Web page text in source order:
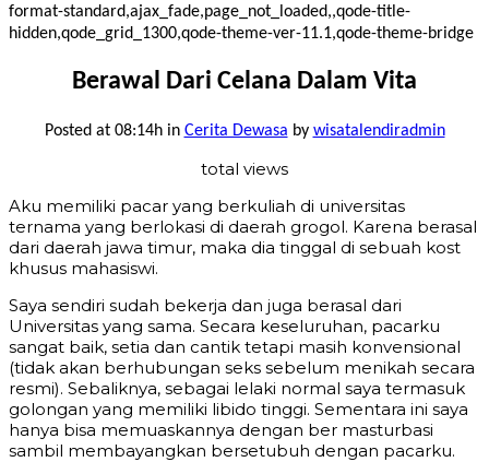
format-standard,ajax_fade,page_not_loaded,,qode-title-
hidden,qode_grid_1300,qode-theme-ver-11.1,qode-theme-bridge
Berawal Dari Celana Dalam Vita
Posted at 08:14hin Cerita Dewasa by wisatalendiradmin
total views
Aku memiliki pacar yang berkuliah di universitas
ternama yang berlokasi di daerah grogol. Karena berasal
dari daerah jawa timur, maka dia tinggal di sebuah kost
khusus mahasiswi.
Saya sendiri sudah bekerja dan juga berasal dari
Universitas yang sama. Secara keseluruhan, pacarku
sangat baik, setia dan cantik tetapi masih konvensional
(tidak akan berhubungan seks sebelum menikah secara
resmi). Sebaliknya, sebagai lelaki normal saya termasuk
golongan yang memiliki libido tinggi. Sementara ini saya
hanya bisa memuaskannya dengan ber masturbasi
sambil membayangkan bersetubuh dengan pacarku.